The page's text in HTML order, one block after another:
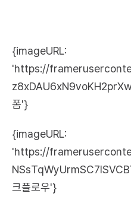
{imageURL:
'https://
폼'}
{imageURL:
'https://
크플로우'}